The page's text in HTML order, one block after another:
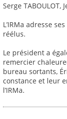
Serge TABOULOT,
L’IRMa adresse
réélus.
Le président a
remercier
bureau sortants,
constance et leur
l’IRMa.